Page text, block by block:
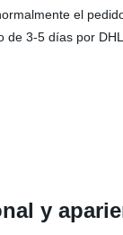
el
de 3-5 días por
y